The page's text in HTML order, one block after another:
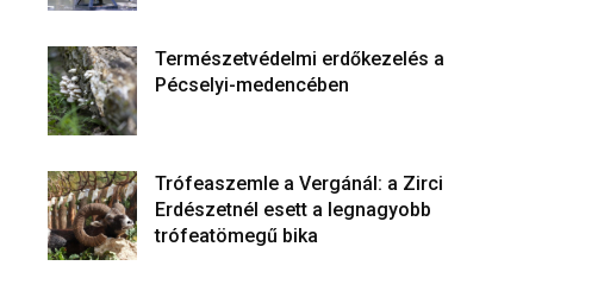
Természetvédelmi erdőkezelés a
Pécselyi-medencében
Trófeaszemle a Vergánál: a Zirci
Erdészetnél esett a legnagyobb
trófeatömegű bika